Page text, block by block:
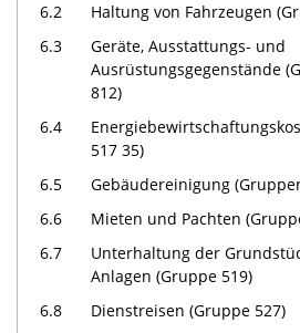
6.2
Haltung von Fahrzeugen
6.3
Geräte, Ausstattungs- und
Ausrüstungsgegenstände
812)
6.4
517 35)
6.5
Gebäudereinigung
6.6
Mieten und Pachten
6.7
Unterhaltung der
Anlagen (Gruppe 519)
6.8
Dienstreisen (Gruppe 527)